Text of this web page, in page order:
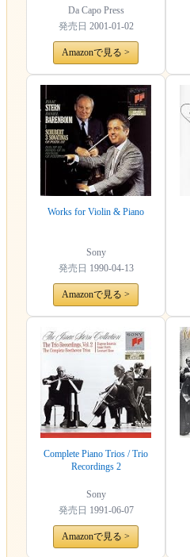
Da Capo Press
発売日 2001-01-02
Amazonで見る >
Works for Violin & Piano
Sony
発売日 1990-04-13
Amazonで見る >
Complete Piano Trios / Trio
Recordings 2
Sony
発売日 1991-06-07
Amazonで見る >